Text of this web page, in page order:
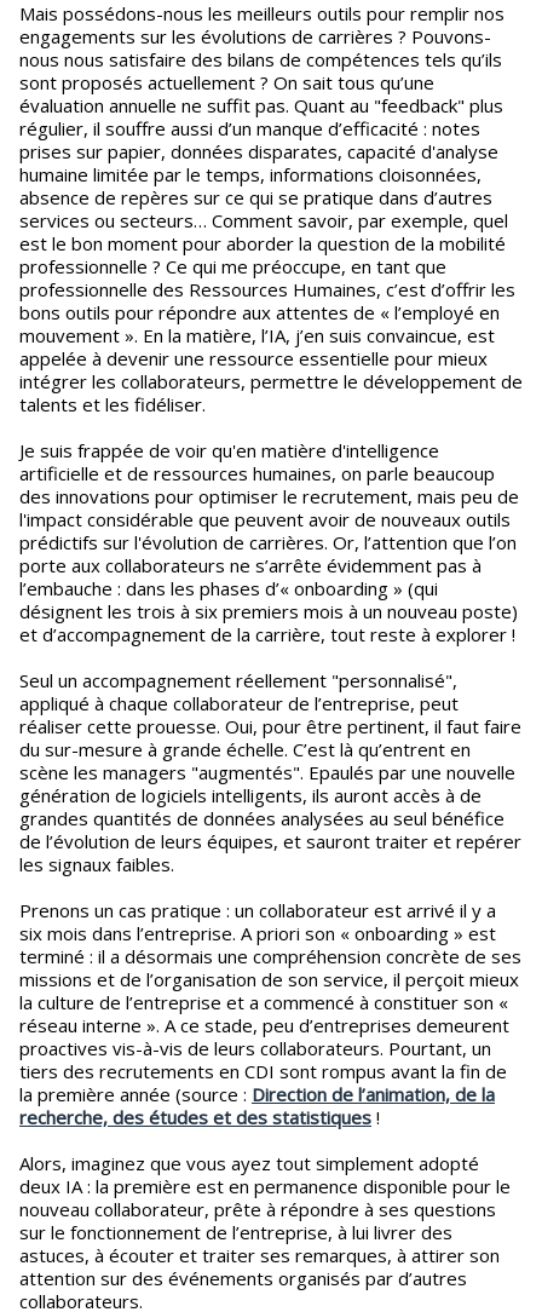
Mais possédons-nous les meilleurs outils pour remplir nos
engagements sur les évolutions de carrières ? Pouvons-
nous nous satisfaire des bilans de compétences tels qu’ils
sont proposés actuellement ? On sait tous qu’une
évaluation annuelle ne suffit pas. Quant au "feedback" plus
régulier, il souffre aussi d’un manque d’efficacité : notes
prises sur papier, données disparates, capacité d'analyse
humaine limitée par le temps, informations cloisonnées,
absence de repères sur ce qui se pratique dans d’autres
services ou secteurs… Comment savoir, par exemple, quel
est le bon moment pour aborder la question de la mobilité
professionnelle ? Ce qui me préoccupe, en tant que
professionnelle des Ressources Humaines, c’est d’offrir les
bons outils pour répondre aux attentes de « l’employé en
mouvement ». En la matière, l’IA, j’en suis convaincue, est
appelée à devenir une ressource essentielle pour mieux
intégrer les collaborateurs, permettre le développement de
talents et les fidéliser.
Je suis frappée de voir qu'en matière d'intelligence
artificielle et de ressources humaines, on parle beaucoup
des innovations pour optimiser le recrutement, mais peu de
l'impact considérable que peuvent avoir de nouveaux outils
prédictifs sur l'évolution de carrières. Or, l’attention que l’on
porte aux collaborateurs ne s’arrête évidemment pas à
l’embauche : dans les phases d’« onboarding » (qui
désignent les trois à six premiers mois à un nouveau poste)
et d’accompagnement de la carrière, tout reste à explorer !
Seul un accompagnement réellement "personnalisé",
appliqué à chaque collaborateur de l’entreprise, peut
réaliser cette prouesse. Oui, pour être pertinent, il faut faire
du sur-mesure à grande échelle. C’est là qu’entrent en
scène les managers "augmentés". Epaulés par une nouvelle
génération de logiciels intelligents, ils auront accès à de
grandes quantités de données analysées au seul bénéfice
de l’évolution de leurs équipes, et sauront traiter et repérer
les signaux faibles.
Prenons un cas pratique : un collaborateur est arrivé il y a
six mois dans l’entreprise. A priori son « onboarding » est
terminé : il a désormais une compréhension concrète de ses
missions et de l’organisation de son service, il perçoit mieux
la culture de l’entreprise et a commencé à constituer son «
réseau interne ». A ce stade, peu d’entreprises demeurent
proactives vis-à-vis de leurs collaborateurs. Pourtant, un
tiers des recrutements en CDI sont rompus avant la fin de
la première année (source : Direction de l’animation, de la
recherche, des études et des statistiques !
Alors, imaginez que vous ayez tout simplement adopté
deux IA : la première est en permanence disponible pour le
nouveau collaborateur, prête à répondre à ses questions
sur le fonctionnement de l’entreprise, à lui livrer des
astuces, à écouter et traiter ses remarques, à attirer son
attention sur des événements organisés par d’autres
collaborateurs.